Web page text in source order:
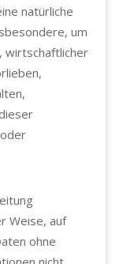
natürliche
um
wirtschaftlicher
Weise, auf
ohne